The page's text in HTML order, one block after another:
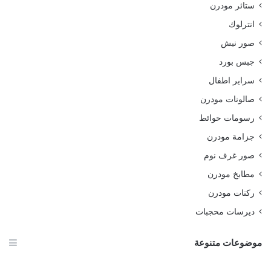
ستائر مودرن
انترلوك
صور نيش
جبس بورد
سراير اطفال
صالونات مودرن
رسومات حوائط
جزامة مودرن
صور غرف نوم
مطابخ مودرن
ركنات مودرن
ديرسات محجبات
موضوعات متنوعة